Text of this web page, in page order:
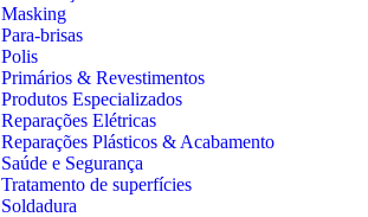
Masking
Para-brisas
Polis
Primários & Revestimentos
Produtos Especializados
Reparações Elétricas
Reparações Plásticos & Acabamento
Saúde e Segurança
Tratamento de superfícies
Soldadura